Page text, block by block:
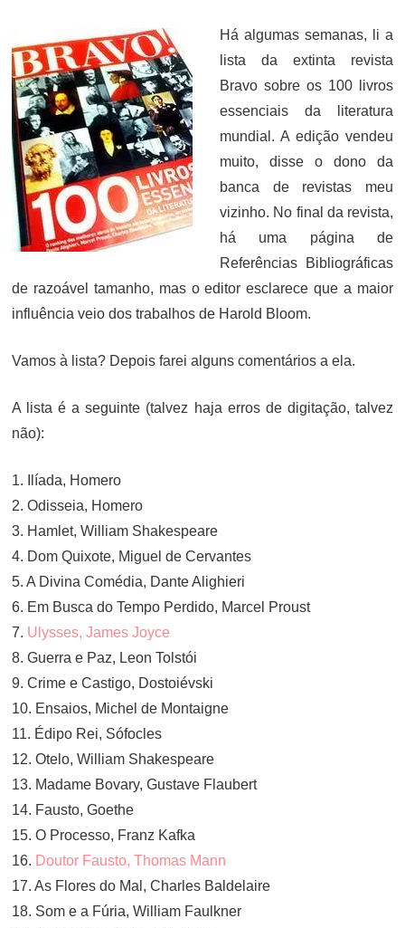
Há algumas semanas, li a
lista da extinta revista
Bravo sobre os 100 livros
essenciais da literatura
mundial. A edição vendeu
muito, disse o dono da
banca de revistas meu
vizinho. No final da revista,
há uma página de
Referências Bibliográficas
de razoável tamanho, mas o editor esclarece que a maior
influência veio dos trabalhos de Harold Bloom.
Vamos à lista? Depois farei alguns comentários a ela.
A lista é a seguinte (talvez haja erros de digitação, talvez
não):
1. Ilíada, Homero
2. Odisseia, Homero
3. Hamlet, William Shakespeare
4. Dom Quixote, Miguel de Cervantes
5. A Divina Comédia, Dante Alighieri
6. Em Busca do Tempo Perdido, Marcel Proust
7. Ulysses, James Joyce
8. Guerra e Paz, Leon Tolstói
9. Crime e Castigo, Dostoiévski
10. Ensaios, Michel de Montaigne
11. Édipo Rei, Sófocles
12. Otelo, William Shakespeare
13. Madame Bovary, Gustave Flaubert
14. Fausto, Goethe
15. O Processo, Franz Kafka
16. Doutor Fausto, Thomas Mann
17. As Flores do Mal, Charles Baldelaire
18. Som e a Fúria, William Faulkner